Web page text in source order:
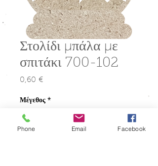
Στολίδι μπάλα με
σπιτάκι 700-102
0,60 €Τιμή
Μέγεθος *
Phone Email Facebook